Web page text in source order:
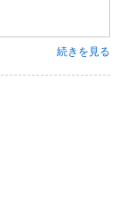
続きを見る